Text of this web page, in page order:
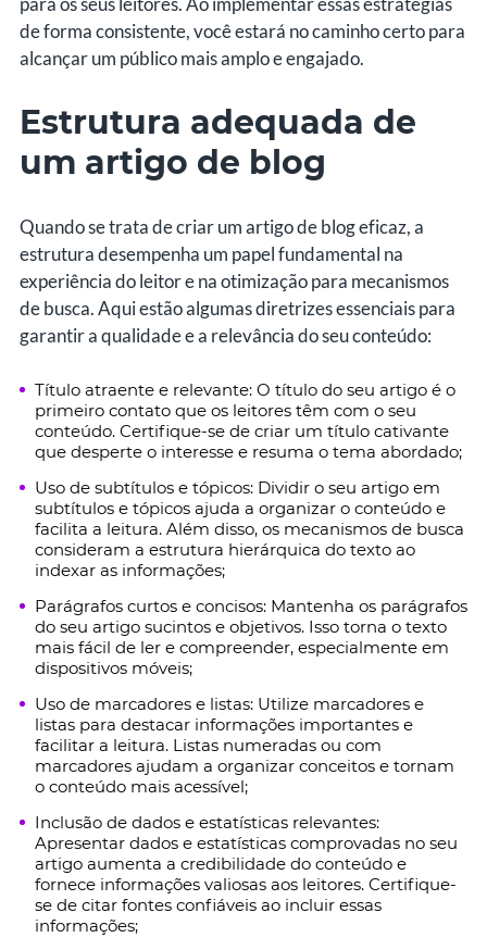
de forma consistente, você estará no caminho certo para
alcançar um público mais amplo e engajado.
Estrutura adequada de
um artigo de blog
Quando se trata de criar um artigo de blog eficaz, a
estrutura desempenha um papel fundamental na
experiência do leitor e na otimização para mecanismos
de busca. Aqui estão algumas diretrizes essenciais para
garantir a qualidade e a relevância do seu conteúdo:
Título atraente e relevante: O título do seu artigo é o
primeiro contato que os leitores têm com o seu
conteúdo. Certifique-se de criar um título cativante
que desperte o interesse e resuma o tema abordado;
Uso de subtítulos e tópicos: Dividir o seu artigo em
subtítulos e tópicos ajuda a organizar o conteúdo e
facilita a leitura. Além disso, os mecanismos de busca
consideram a estrutura hierárquica do texto ao
indexar as informações;
Parágrafos curtos e concisos: Mantenha os parágrafos
do seu artigo sucintos e objetivos. Isso torna o texto
mais fácil de ler e compreender, especialmente em
dispositivos móveis;
Uso de marcadores e listas: Utilize marcadores e
listas para destacar informações importantes e
facilitar a leitura. Listas numeradas ou com
marcadores ajudam a organizar conceitos e tornam
o conteúdo mais acessível;
Inclusão de dados e estatísticas relevantes:
Apresentar dados e estatísticas comprovadas no seu
artigo aumenta a credibilidade do conteúdo e
fornece informações valiosas aos leitores. Certifique-
se de citar fontes confiáveis ao incluir essas
informações;